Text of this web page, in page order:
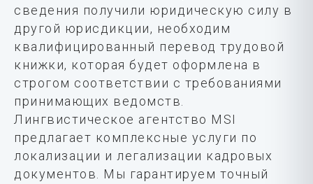
сведения получили юридическую силу в
другой юрисдикции, необходим
квалифицированный перевод трудовой
книжки, которая будет оформлена в
строгом соответствии с требованиями
принимающих ведомств.
Лингвистическое агентство MSI
предлагает комплексные услуги по
локализации и легализации кадровых
документов. Мы гарантируем точный